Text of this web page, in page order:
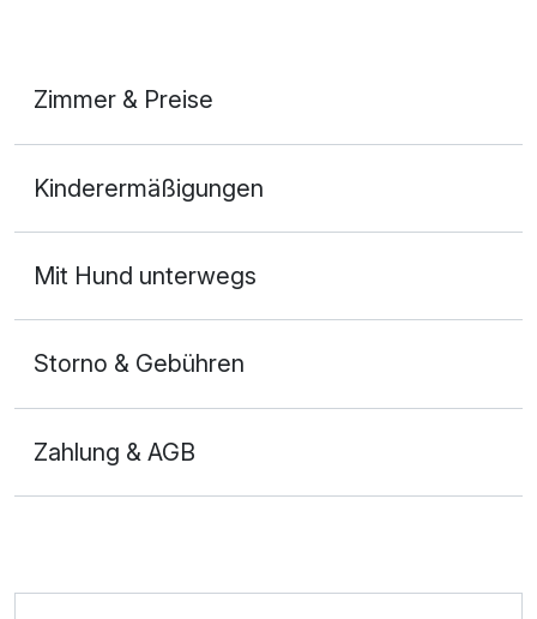
Zimmer & Preise
2 Erwachsene und 2 Kinder
Kinderermäßigungen
Mit Hund unterwegs
Storno & Gebühren
Zahlung & AGB